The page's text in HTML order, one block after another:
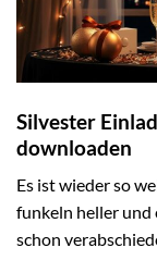
Silvester
downloaden
Es ist wieder so
funkeln heller und
schon